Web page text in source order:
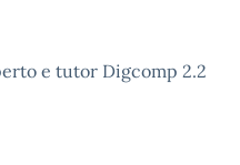
e tutor Digcomp 2.2